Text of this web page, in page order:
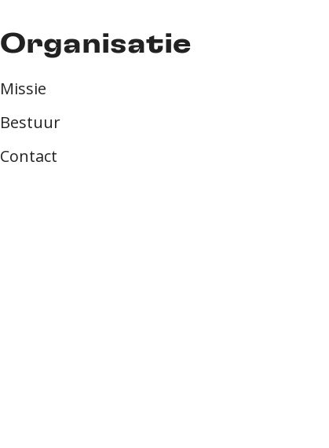
Organisatie
Missie
Bestuur
Contact